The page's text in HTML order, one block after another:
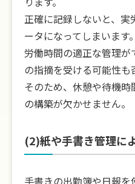
正確に記録しないと、
ータになってしまいます。
労働時間の適正な管理
の指摘を受ける可能性も
そのため、休憩や待機
の構築が欠かせません。
(2)紙や手書き管理に